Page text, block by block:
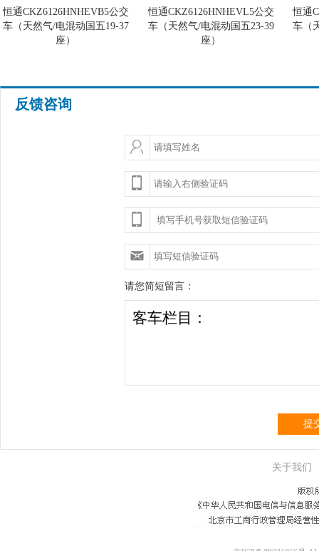
恒通CKZ6126HNHEVB5公交
车（天然气/电混动国五19-37
座）
恒通CKZ6126HNHEVL5公交
车（天然气/电混动国五23-39
座）
恒通
车（
反馈咨询
请您简短留言：
提
关于我们